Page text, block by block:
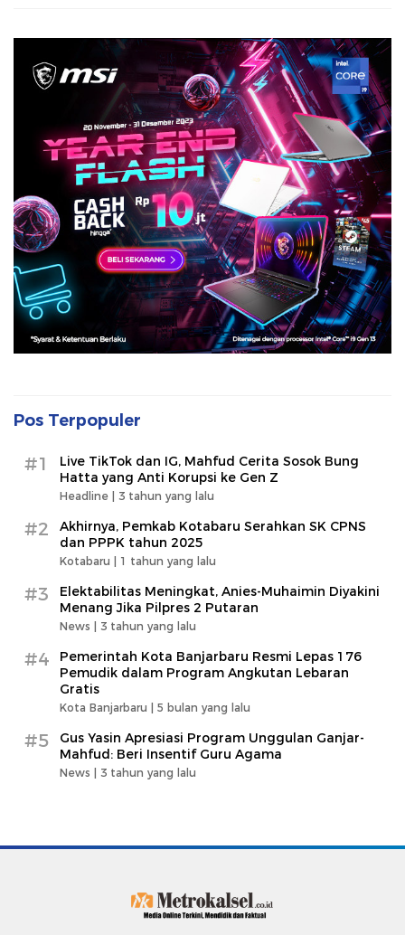
Pos Terpopuler
#1
Live TikTok dan IG, Mahfud Cerita Sosok Bung
Hatta yang Anti Korupsi ke Gen Z
Headline | 3 tahun yang lalu
#2
Akhirnya, Pemkab Kotabaru Serahkan SK CPNS
dan PPPK tahun 2025
Kotabaru | 1 tahun yang lalu
#3
Elektabilitas Meningkat, Anies-Muhaimin Diyakini
Menang Jika Pilpres 2 Putaran
News | 3 tahun yang lalu
#4
Pemerintah Kota Banjarbaru Resmi Lepas 176
Pemudik dalam Program Angkutan Lebaran
Gratis
Kota Banjarbaru | 5 bulan yang lalu
#5
Gus Yasin Apresiasi Program Unggulan Ganjar-
Mahfud: Beri Insentif Guru Agama
News | 3 tahun yang lalu